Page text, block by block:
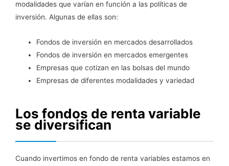
modalidades que varían en función a las políticas de
inversión. Algunas de ellas son:
Fondos de inversión en mercados desarrollados
Fondos de inversión en mercados emergentes
Empresas que cotizan en las bolsas del mundo
Empresas de diferentes modalidades y variedad
Los fondos de renta variable
se diversifican
Cuando invertimos en fondo de renta variables estamos en